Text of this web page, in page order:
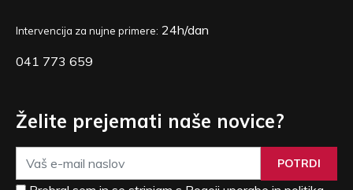
Intervencija za nujne primere: 24h/dan
041 773 659
Želite prejemati naše novice?
POTRDI